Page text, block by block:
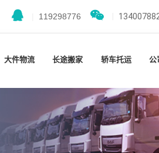
119298776
大件物流 长途搬家 轿车托运 公